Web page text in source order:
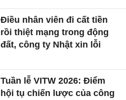
Điều nhân viên đi cất tiền
rồi thiệt mạng trong động
đất, công ty Nhật xin lỗi
Tuần lễ VITW 2026: Điểm
hội tụ chiến lược của công